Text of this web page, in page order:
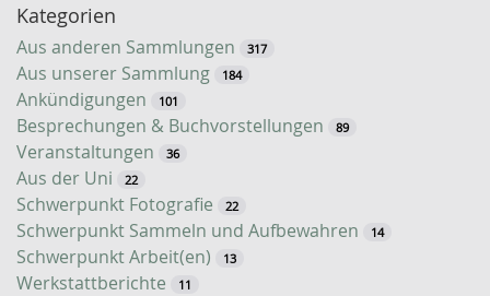
S
u
c
h
e
Kategorien
Aus anderen Sammlungen 317
Aus unserer Sammlung 184
Ankündigungen 101
Besprechungen & Buchvorstellungen 89
Veranstaltungen 36
Aus der Uni 22
Schwerpunkt Fotografie 22
Schwerpunkt Sammeln und Aufbewahren 14
Schwerpunkt Arbeit(en) 13
Werkstattberichte 11